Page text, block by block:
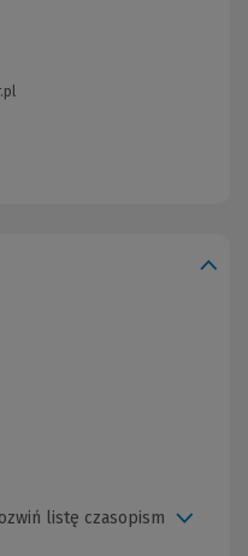
listę czasopism